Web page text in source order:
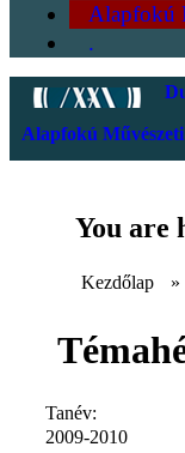
Alapfokú
.
Alapfokú
You are
Kezdőlap »
Tanév:
2009-2010